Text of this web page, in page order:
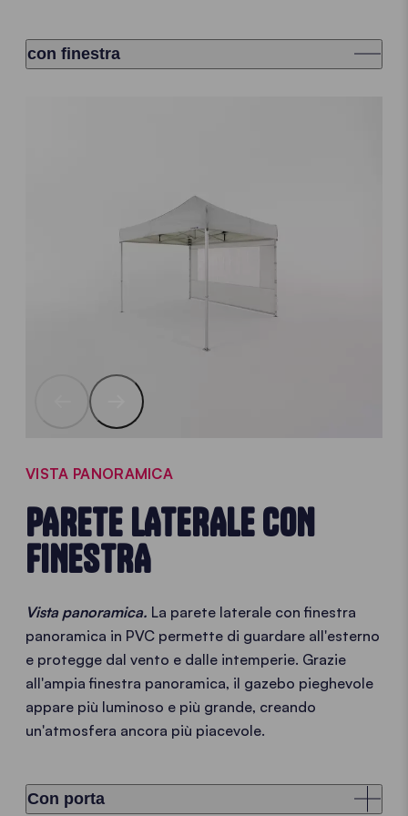
con finestra
VISTA PANORAMICA
PARETE LATERALE CON
FINESTRA
Vista panoramica. La parete laterale con finestra
panoramica in PVC permette di guardare all'esterno
e protegge dal vento e dalle intemperie. Grazie
all'ampia finestra panoramica, il gazebo pieghevole
appare più luminoso e più grande, creando
un'atmosfera ancora più piacevole.
Con porta